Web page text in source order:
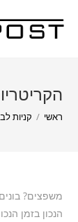
ראשי / קניות
משפצים?
הנכון בזמן